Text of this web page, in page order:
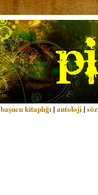
başucu kitaplığı |antoloji |